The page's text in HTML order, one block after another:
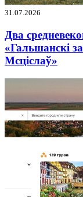
31.07.2026
Два
«Гальшанскі
Мсціслаў»